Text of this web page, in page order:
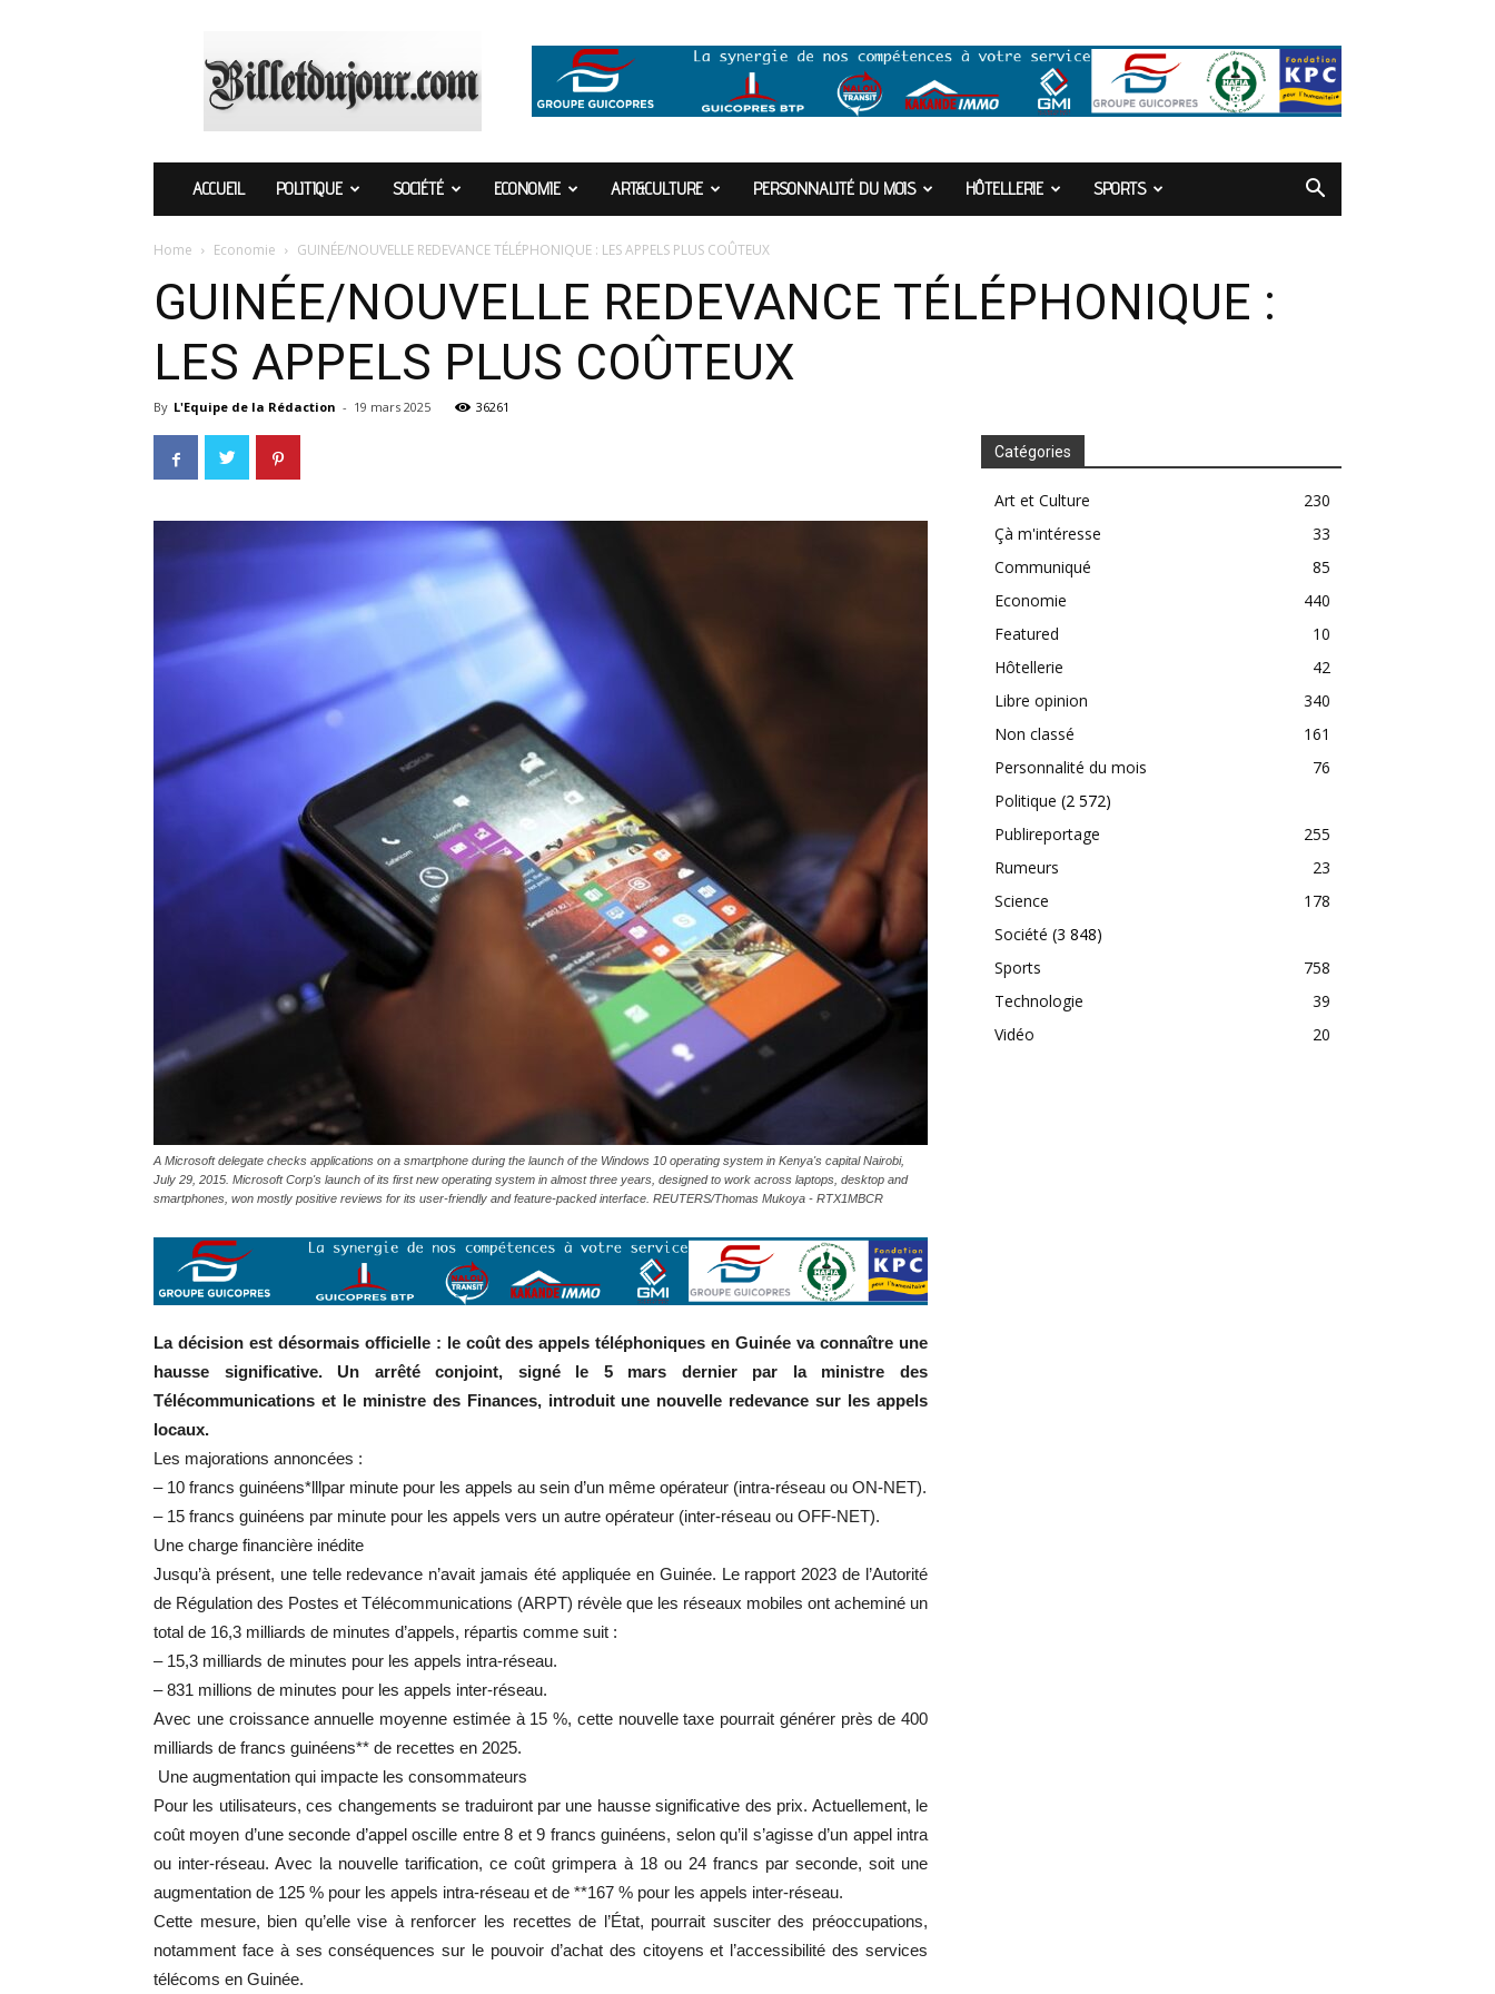
ACCUEIL POLITIQUE SOCIÉTÉ ECONOMIE ART&CULTURE PERSONNALITÉ DU MOIS HÔTELLERIE SPORTS
Home Economie GUINÉE/NOUVELLE REDEVANCE TÉLÉPHONIQUE : LES APPELS PLUS COÛTEUX
GUINÉE/NOUVELLE REDEVANCE TÉLÉPHONIQUE :
LES APPELS PLUS COÛTEUX
By L'Equipe de la Rédaction - 19 mars 2025 36261
A Microsoft delegate checks applications on a smartphone during the launch of the Windows 10 operating system in Kenya's capital Nairobi,
July 29, 2015. Microsoft Corp's launch of its first new operating system in almost three years, designed to work across laptops, desktop and
smartphones, won mostly positive reviews for its user-friendly and feature-packed interface. REUTERS/Thomas Mukoya - RTX1MBCR
La décision est désormais officielle : le coût des appels téléphoniques en Guinée va connaître une
hausse significative. Un arrêté conjoint, signé le 5 mars dernier par la ministre des
Télécommunications et le ministre des Finances, introduit une nouvelle redevance sur les appels
locaux.
Les majorations annoncées :
– 10 francs guinéens*lllpar minute pour les appels au sein d’un même opérateur (intra-réseau ou ON-NET).
– 15 francs guinéens par minute pour les appels vers un autre opérateur (inter-réseau ou OFF-NET).
Une charge financière inédite
Jusqu’à présent, une telle redevance n’avait jamais été appliquée en Guinée. Le rapport 2023 de l’Autorité
de Régulation des Postes et Télécommunications (ARPT) révèle que les réseaux mobiles ont acheminé un
total de 16,3 milliards de minutes d’appels, répartis comme suit :
– 15,3 milliards de minutes pour les appels intra-réseau.
– 831 millions de minutes pour les appels inter-réseau.
Avec une croissance annuelle moyenne estimée à 15 %, cette nouvelle taxe pourrait générer près de 400
milliards de francs guinéens** de recettes en 2025.
Une augmentation qui impacte les consommateurs
Pour les utilisateurs, ces changements se traduiront par une hausse significative des prix. Actuellement, le
coût moyen d’une seconde d’appel oscille entre 8 et 9 francs guinéens, selon qu’il s’agisse d’un appel intra
ou inter-réseau. Avec la nouvelle tarification, ce coût grimpera à 18 ou 24 francs par seconde, soit une
augmentation de 125 % pour les appels intra-réseau et de **167 % pour les appels inter-réseau.
Cette mesure, bien qu’elle vise à renforcer les recettes de l’État, pourrait susciter des préoccupations,
notamment face à ses conséquences sur le pouvoir d’achat des citoyens et l’accessibilité des services
télécoms en Guinée.
Catégories
Art et Culture
230
Çà m'intéresse
33
Communiqué
85
Economie
440
Featured
10
Hôtellerie
42
Libre opinion
340
Non classé
161
Personnalité du mois
76
Politique (2 572)
Publireportage
255
Rumeurs
23
Science
178
Société (3 848)
Sports
758
Technologie
39
Vidéo
20